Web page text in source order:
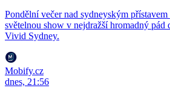
Pondělní večer nad sydneyským
světelnou show v nejdražší hromadný
Vivid Sydney.
Mobify.cz
dnes, 21:56